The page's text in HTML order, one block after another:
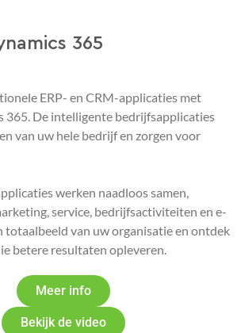
365
ERP- en CRM-applicaties met
365. De intelligente bedrijfsapplicaties
van uw hele bedrijf en zorgen voor
werken naadloos samen,
service, bedrijfsactiviteiten en e-
totaalbeeld van uw organisatie en ontdek
betere resultaten opleveren.
Meer info
Bekijk de video